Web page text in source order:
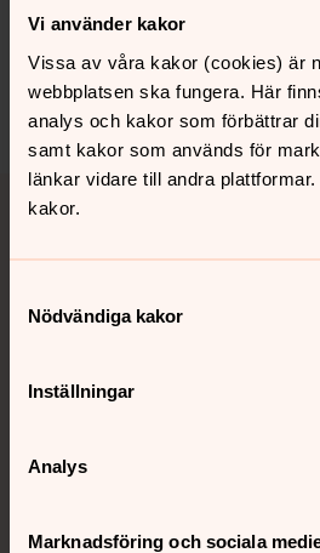
Vi använder kakor
Vissa av våra kakor (cookies) är
webbplatsen ska fungera. Här
analys och kakor som förbättrar
samt kakor som används för
länkar vidare till andra
kakor.
Nödvändiga kakor
Inställningar
Analys
Marknadsföring och sociala
losangeles@svenskakyrkan.se
Dela
Tillbaka till toppen
Tillbaka till innehållet
Kontakt
Kalender